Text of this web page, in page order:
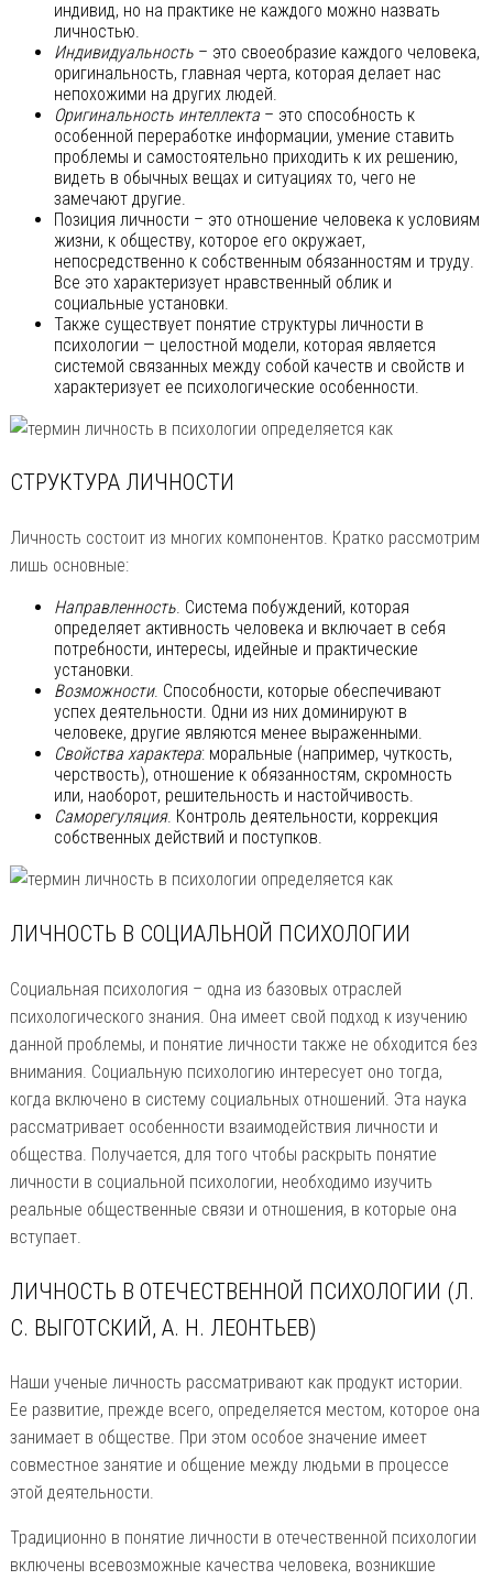
индивид, но на практике не каждого можно назвать
личностью.
Индивидуальность– это своеобразие каждого человека,
оригинальность, главная черта, которая делает нас
непохожими на других людей.
Оригинальность интеллекта– это способность к
особенной переработке информации, умение ставить
проблемы и самостоятельно приходить к их решению,
видеть в обычных вещах и ситуациях то, чего не
замечают другие.
Позиция личности – это отношение человека к условиям
жизни, к обществу, которое его окружает,
непосредственно к собственным обязанностям и труду.
Все это характеризует нравственный облик и
социальные установки.
Также существует понятие структуры личности в
психологии — целостной модели, которая является
системой связанных между собой качеств и свойств и
характеризует ее психологические особенности.
СТРУКТУРА ЛИЧНОСТИ
Личность состоит из многих компонентов. Кратко рассмотрим
лишь основные:
Направленность. Система побуждений, которая
определяет активность человека и включает в себя
потребности, интересы, идейные и практические
установки.
Возможности. Способности, которые обеспечивают
успех деятельности. Одни из них доминируют в
человеке, другие являются менее выраженными.
Свойства характера: моральные (например, чуткость,
черствость), отношение к обязанностям, скромность
или, наоборот, решительность и настойчивость.
Саморегуляция. Контроль деятельности, коррекция
собственных действий и поступков.
ЛИЧНОСТЬ В СОЦИАЛЬНОЙ ПСИХОЛОГИИ
Социальная психология – одна из базовых отраслей
психологического знания. Она имеет свой подход к изучению
данной проблемы, и понятие личности также не обходится без
внимания. Социальную психологию интересует оно тогда,
когда включено в систему социальных отношений. Эта наука
рассматривает особенности взаимодействия личности и
общества. Получается, для того чтобы раскрыть понятие
личности в социальной психологии, необходимо изучить
реальные общественные связи и отношения, в которые она
вступает.
ЛИЧНОСТЬ В ОТЕЧЕСТВЕННОЙ ПСИХОЛОГИИ (Л.
С. ВЫГОТСКИЙ, А. Н. ЛЕОНТЬЕВ)
Наши ученые личность рассматривают как продукт истории.
Ее развитие, прежде всего, определяется местом, которое она
занимает в обществе. При этом особое значение имеет
совместное занятие и общение между людьми в процессе
этой деятельности.
Традиционно в понятие личности в отечественной психологии
включены всевозможные качества человека, возникшие